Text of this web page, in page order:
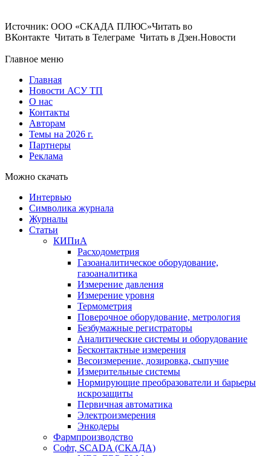
Источник: ООО «СКАДА ПЛЮС»Читать во
ВКонтакте Читать в Телеграме Читать в Дзен.Новости
Главное меню
Главная
Новости АСУ ТП
О нас
Контакты
Авторам
Темы на 2026 г.
Партнеры
Реклама
Можно скачать
Интервью
Символика журнала
Журналы
Статьи
КИПиА
Расходометрия
Газоаналитическое оборудование,
газоаналитика
Измерение давления
Измерение уровня
Термометрия
Поверочное оборудование, метрология
Безбумажные регистраторы
Аналитические системы и оборудование
Бесконтактные измерения
Весоизмерение, дозировка, сыпучие
Измерительные системы
Нормирующие преобразователи и барьеры
искрозащиты
Первичная автоматика
Электроизмерения
Энкодеры
Фармпроизводство
Софт, SCADA (СКАДА)